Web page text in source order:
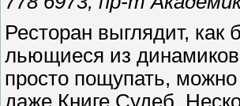
Ресторан выглядит,
льющиеся из
просто пощупать,
даже Книге Судеб.